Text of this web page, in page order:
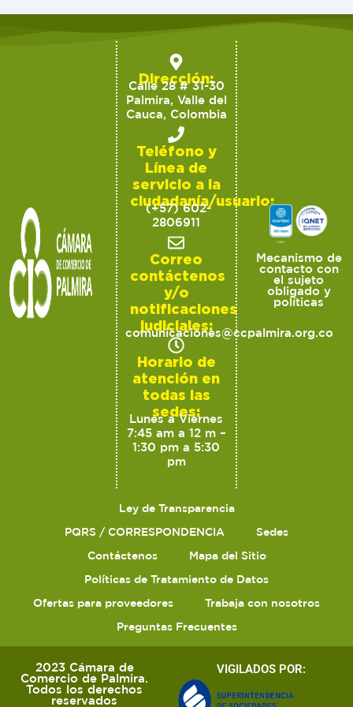
Dirección:
Calle 28 # 31-30
Palmira, Valle del
Cauca, Colombia
Teléfono y
Línea de
servicio a la
ciudadanía/usuario:
(+57) 602-
2806911
Correo
contáctenos
y/o
notificaciones
judiciales:
comunicaciones@ccpalmira.org.co
Horario de
atención en
todas las
sedes:
Lunes a Viernes
7:45 am a 12 m –
1:30 pm a 5:30
pm
Mecanismo de
contacto con
el sujeto
obligado y
políticas
Ley de Transparencia
PQRS / CORRESPONDENCIA
Sedes
Contáctenos
Mapa del Sitio
Políticas de Tratamiento de Datos
Ofertas para proveedores
Trabaja con nosotros
Preguntas Frecuentes
2023 Cámara de
Comercio de Palmira.
Todos los derechos
reservados
VIGILADOS POR: